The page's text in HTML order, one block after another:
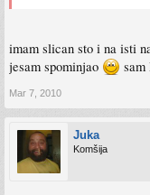
imam slican sto i na isti
jesam spominjao
sam
Mar 7, 2010
Juka
Komšija